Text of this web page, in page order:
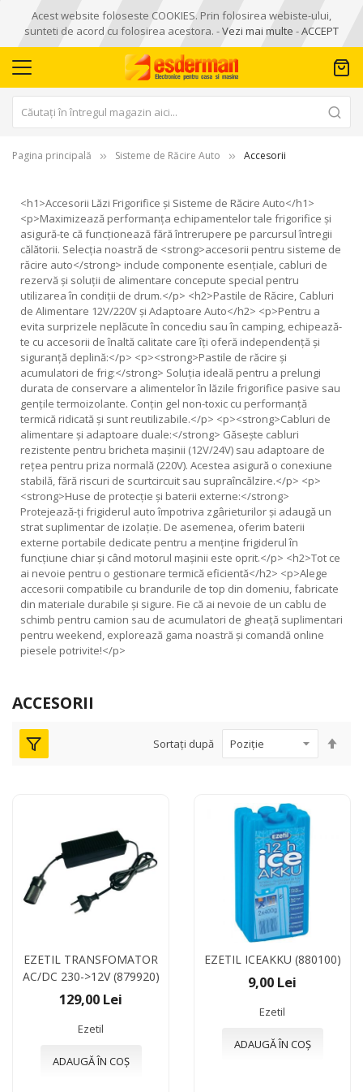
Acest website foloseste COOKIES. Prin folosirea webiste-ului,
sunteti de acord cu folosirea acestora. -Vezi mai multe -ACCEPT
Pagina principală Sisteme de Răcire Auto Accesorii
<h1>Accesorii Lăzi Frigorifice și Sisteme de Răcire Auto</h1>
<p>Maximizează performanța echipamentelor tale frigorifice și
asigură-te că funcționează fără întrerupere pe parcursul întregii
călătorii. Selecția noastră de <strong>accesorii pentru sisteme de
răcire auto</strong> include componente esențiale, cabluri de
rezervă și soluții de alimentare concepute special pentru
utilizarea în condiții de drum.</p> <h2>Pastile de Răcire, Cabluri
de Alimentare 12V/220V și Adaptoare Auto</h2> <p>Pentru a
evita surprizele neplăcute în concediu sau în camping, echipează-
te cu accesorii de înaltă calitate care îți oferă independență și
siguranță deplină:</p> <p><strong>Pastile de răcire și
acumulatori de frig:</strong> Soluția ideală pentru a prelungi
durata de conservare a alimentelor în lăzile frigorifice pasive sau
gențile termoizolante. Conțin gel non-toxic cu performanță
termică ridicată și sunt reutilizabile.</p> <p><strong>Cabluri de
alimentare și adaptoare duale:</strong> Găsește cabluri
rezistente pentru bricheta mașinii (12V/24V) sau adaptoare de
rețea pentru priza normală (220V). Acestea asigură o conexiune
stabilă, fără riscuri de scurtcircuit sau supraîncălzire.</p> <p>
<strong>Huse de protecție și baterii externe:</strong>
Protejează-ți frigiderul auto împotriva zgârieturilor și adaugă un
strat suplimentar de izolație. De asemenea, oferim baterii
externe portabile dedicate pentru a menține frigiderul în
funcțiune chiar și când motorul mașinii este oprit.</p> <h2>Tot ce
ai nevoie pentru o gestionare termică eficientă</h2> <p>Alege
accesorii compatibile cu brandurile de top din domeniu, fabricate
din materiale durabile și sigure. Fie că ai nevoie de un cablu de
schimb pentru camion sau de acumulatori de gheață suplimentari
pentru weekend, explorează gama noastră și comandă online
piesele potrivite!</p>
ACCESORII
Sortați după
EZETIL TRANSFOMATOR
AC/DC 230->12V (879920)
129,00 Lei
Ezetil
ADAUGĂ ÎN COȘ
EZETIL ICEAKKU (880100)
9,00 Lei
Ezetil
ADAUGĂ ÎN COȘ